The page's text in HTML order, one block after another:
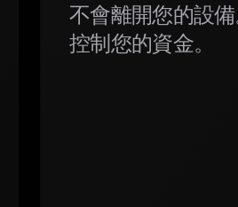
不會離開您的設
控制您的資金。